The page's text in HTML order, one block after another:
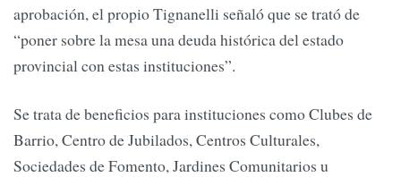
aprobación, el propio Tignanelli señaló que se trató de
“poner sobre la mesa una deuda histórica del estado
provincial con estas instituciones”.
Se trata de beneficios para instituciones como Clubes de
Barrio, Centro de Jubilados, Centros Culturales,
Sociedades de Fomento, Jardines Comunitarios u